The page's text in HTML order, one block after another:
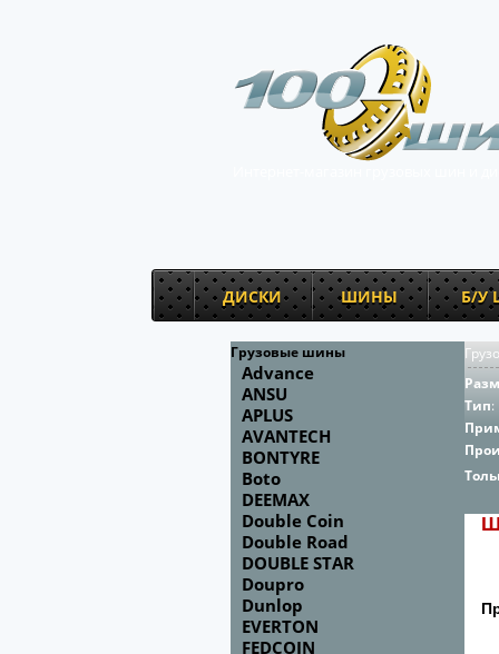
ДИСКИ ШИНЫ Б/У
Грузовые шины
Advance
ANSU
APLUS
AVANTECH
BONTYRE
Boto
DEEMAX
Double Coin
Double Road
DOUBLE STAR
Doupro
Dunlop
EVERTON
FEDCOIN
Тип: